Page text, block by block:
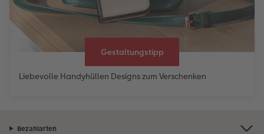
Gestaltungstipp
Liebevolle Handyhüllen Designs zum Verschenken
Bezahlarten